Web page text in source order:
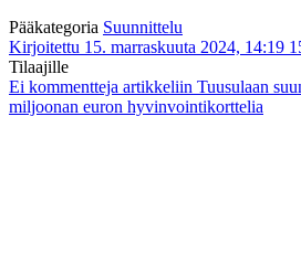
Pääkategoria Suunnittelu
Kirjoitettu 15. marraskuuta 2024, 14:19
Tilaajille
Ei kommentteja artikkeliin Tuusulaan
miljoonan euron hyvinvointikorttelia